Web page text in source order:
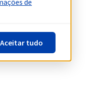
de
Aceitar tudo